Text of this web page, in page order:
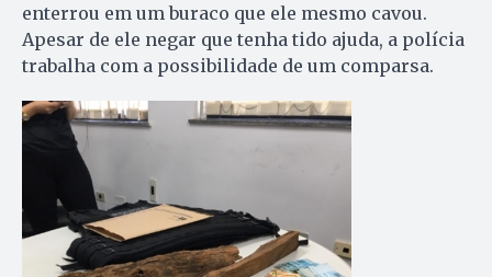
enterrou em um buraco que ele mesmo cavou.
Apesar de ele negar que tenha tido ajuda, a polícia
trabalha com a possibilidade de um comparsa.